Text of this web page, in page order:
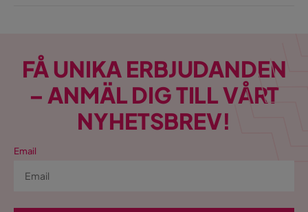
FÅ UNIKA ERBJUDANDEN
– ANMÄL DIG TILL VÅRT
NYHETSBREV!
Email